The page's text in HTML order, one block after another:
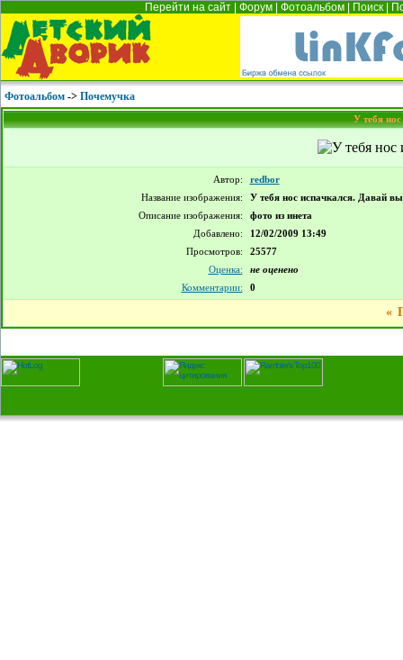
Перейти на сайт Форум Фотоальбом Поиск
Фотоальбом -> Почемучка
У тебя
Автор:
redbor
Название изображения:
У тебя нос испачкался. Давай
Описание изображения:
фото из инета
Добавлено:
12/02/2009 13:49
Просмотров:
25577
Оценка:
не оценено
Комментарии:
0
«